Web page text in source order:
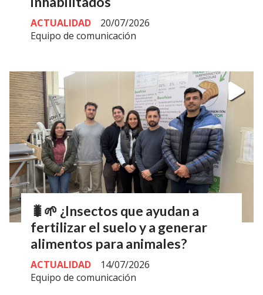
Equipo de comunicación
ACTUALIDAD 20/07/2026
🐛🌱 ¿Insectos que ayudan a
fertilizar el suelo y a generar
alimentos para animales?
Equipo de comunicación
ACTUALIDAD 14/07/2026